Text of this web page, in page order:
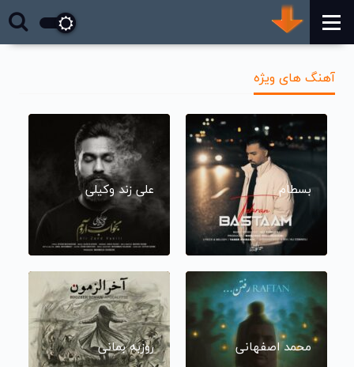
آهنگ های ویژه
بسطام علی زند وکیلی
محمد اصفهانی روزبه بمانی